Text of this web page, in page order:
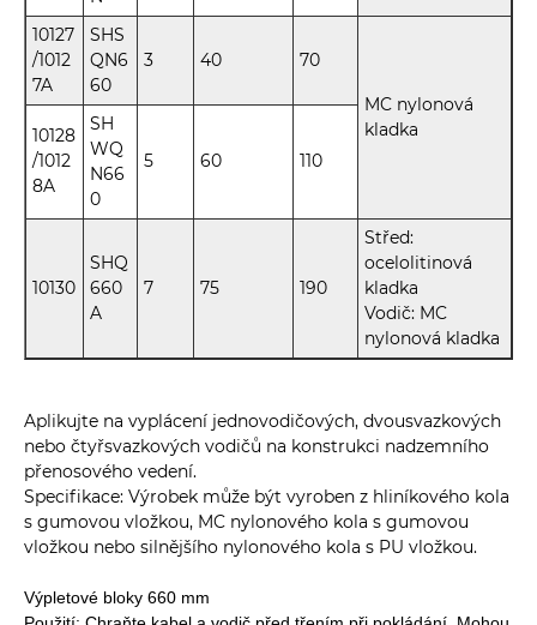
10127
/1012
7A
SHS
QN6
60
3 40 70
MC nylonová
kladka
10128
/1012
8A
SH
WQ
N66
0
5 60 110
10130
SHQ
660
A
7 75 190
Střed:
ocelolitinová
kladka
Vodič: MC
nylonová kladka
Aplikujte na vyplácení jednovodičových, dvousvazkových
nebo čtyřsvazkových vodičů na konstrukci nadzemního
přenosového vedení.
Specifikace: Výrobek může být vyroben z hliníkového kola
s gumovou vložkou, MC nylonového kola s gumovou
vložkou nebo silnějšího nylonového kola s PU vložkou.
Výpletové bloky 660 mm